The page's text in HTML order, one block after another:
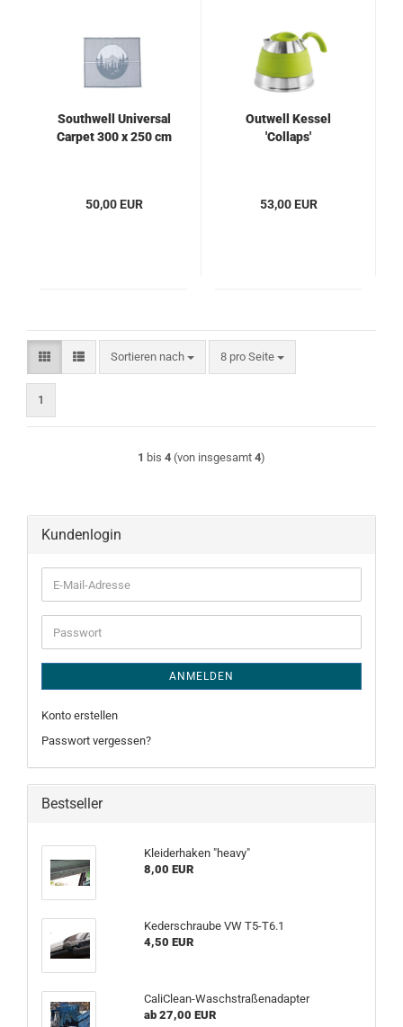
Southwell Universal
Carpet 300 x 250 cm
50,00 EUR
Outwell Kessel
'Collaps'
53,00 EUR
Sortieren nach
Sortieren nach 8 pro Seite
pro Seite
1
1 bis 4 (von insgesamt 4)
Kundenlogin
E-
Mail-
Adresse
Passwort
ANMELDEN
Konto erstellen
Passwort vergessen?
Bestseller
Kleiderhaken "heavy"
8,00 EUR
Kederschraube VW T5-T6.1
4,50 EUR
CaliClean-Waschstraßenadapter
ab 27,00 EUR